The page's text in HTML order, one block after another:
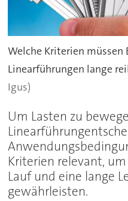
Welche Kriterien
Linearführungen lange
Igus)
Um Lasten zu
Kriterien relevant,
Lauf und eine lange
gewährleisten.